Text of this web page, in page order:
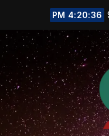
4:20:36 PM